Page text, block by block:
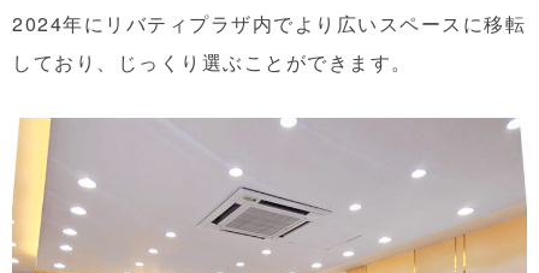
2024年にリバティプラザ内でより広いスペースに移転
しており、じっくり選ぶことができます。